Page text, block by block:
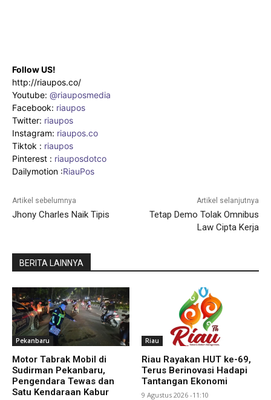
Follow US!
http://riaupos.co/
Youtube: @riauposmedia
Facebook: riaupos
Twitter: riaupos
Instagram: riaupos.co
Tiktok : riaupos
Pinterest : riauposdotco
Dailymotion :RiauPos
Artikel sebelumnya
Jhony Charles Naik Tipis
Artikel selanjutnya
Tetap Demo Tolak Omnibus
Law Cipta Kerja
BERITA LAINNYA
Pekanbaru
Motor Tabrak Mobil di
Sudirman Pekanbaru,
Pengendara Tewas dan
Satu Kendaraan Kabur
Riau
Riau Rayakan HUT ke-69,
Terus Berinovasi Hadapi
Tantangan Ekonomi
9 Agustus 2026 -11:10